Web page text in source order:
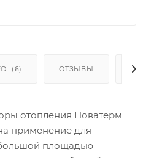
(6) ОТЗЫВЫ
отопления Новатерм
применение для
площадью